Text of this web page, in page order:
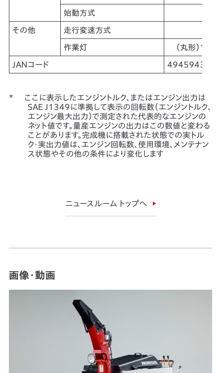
始動方式
その他 走行変速方式
作業灯 （丸形）
JANコード
ここに表示したエンジントルク、またはエンジン出力は
SAE J1349に準拠して表示の回転数（エンジントルク、
エンジン最大出力）で測定された代表的なエンジンの
ネット値です。量産エンジンの出力はこの数値と変わる
ことがあります。完成機に搭載された状態での実トル
ク・実出力値は、エンジン回転数、使用環境、メンテナン
ス状態やその他の条件により変化します
ニュースルーム トップへ
画像・動画